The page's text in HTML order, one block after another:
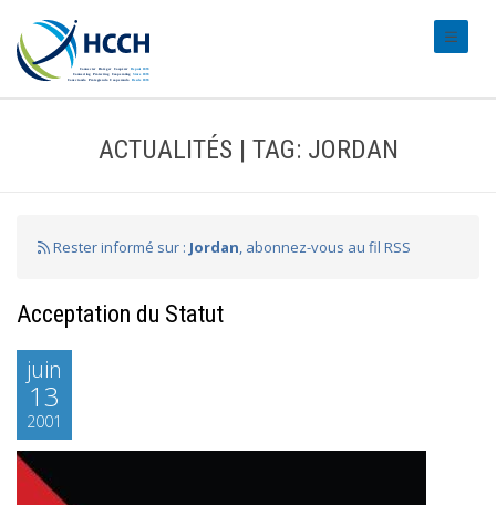
ACTUALITÉS | TAG: JORDAN
Rester informé sur : Jordan, abonnez-vous au fil RSS
Acceptation du Statut
juin
13
2001